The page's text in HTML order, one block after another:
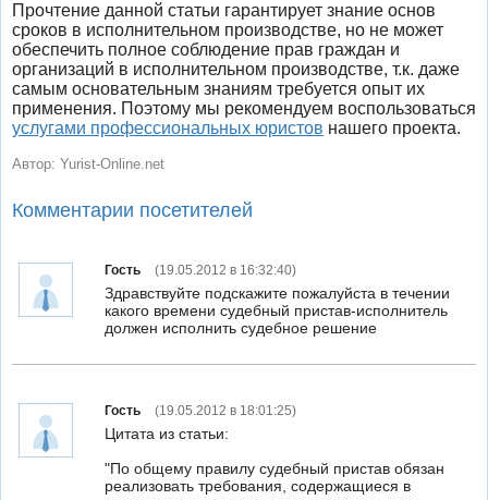
Прочтение данной статьи гарантирует знание основ
сроков в исполнительном производстве, но не может
обеспечить полное соблюдение прав граждан и
организаций в исполнительном производстве, т.к. даже
самым основательным знаниям требуется опыт их
применения. Поэтому мы рекомендуем воспользоваться
услугами профессиональных юристов нашего проекта.
Автор: Yurist-Online.net
Комментарии посетителей
Гость (19.05.2012 в 16:32:40)
Здравствуйте подскажите пожалуйста в течении
какого времени судебный пристав-исполнитель
должен исполнить судебное решение
Гость (19.05.2012 в 18:01:25)
Цитата из статьи:
"По общему правилу судебный пристав обязан
реализовать требования, содержащиеся в